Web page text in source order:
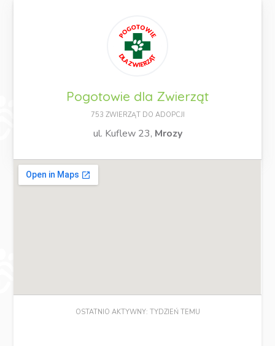
Pogotowie dla Zwierząt
753 ZWIERZĄT DO ADOPCJI
ul. Kuflew 23, Mrozy
OSTATNIO AKTYWNY: TYDZIEŃ TEMU